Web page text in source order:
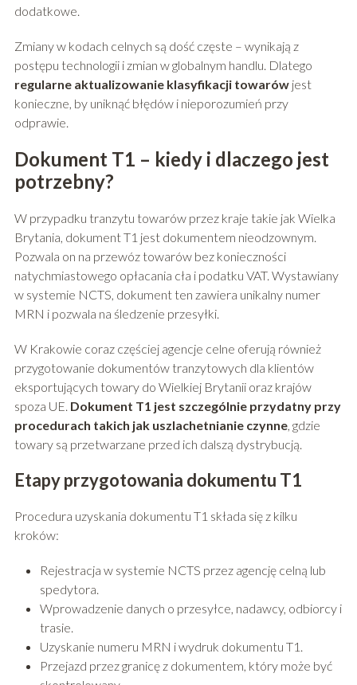
dodatkowe.
Zmiany w kodach celnych są dość częste – wynikają z
postępu technologii i zmian w globalnym handlu. Dlatego
regularne aktualizowanie klasyfikacji towarówjest
konieczne, by uniknąć błędów i nieporozumień przy
odprawie.
Dokument T1 – kiedy i dlaczego jest
potrzebny?
W przypadku tranzytu towarów przez kraje takie jak Wielka
Brytania, dokument T1 jest dokumentem nieodzownym.
Pozwala on na przewóz towarów bez konieczności
natychmiastowego opłacania cła i podatku VAT. Wystawiany
w systemie NCTS, dokument ten zawiera unikalny numer
MRN i pozwala na śledzenie przesyłki.
W Krakowie coraz częściej agencje celne oferują również
przygotowanie dokumentów tranzytowych dla klientów
eksportujących towary do Wielkiej Brytanii oraz krajów
spoza UE. Dokument T1 jest szczególnie przydatny przy
procedurach takich jak uszlachetnianie czynne, gdzie
towary są przetwarzane przed ich dalszą dystrybucją.
Etapy przygotowania dokumentu T1
Procedura uzyskania dokumentu T1 składa się z kilku
kroków:
Rejestracja w systemie NCTS przez agencję celną lub
spedytora.
Wprowadzenie danych o przesyłce, nadawcy, odbiorcy i
trasie.
Uzyskanie numeru MRN i wydruk dokumentu T1.
Przejazd przez granicę z dokumentem, który może być